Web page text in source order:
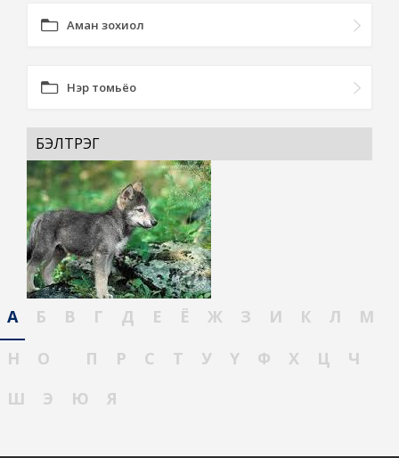
Аман зохиол
Нэр томьёо
БЭЛТРЭГ
А Б В Г Д Е Ё Ж З И К Л
М
Н
О П Р С Т У Ү Ф Х Ц
Ч
Ш
Э Ю Я